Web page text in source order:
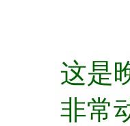
这是
非常